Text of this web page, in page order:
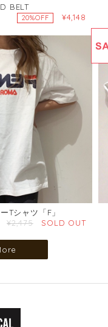
BELT
20%OFF ¥4,148
Tシャツ「F」
¥2,475
SOLD OUT